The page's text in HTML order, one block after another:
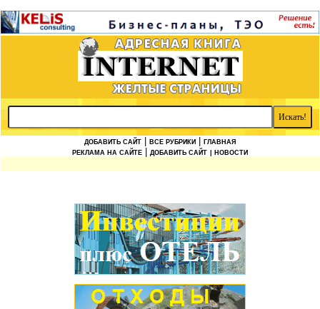
ДОБАВИТЬ САЙТ ВСЕ РУБРИКИ
ГЛАВНАЯ
РЕКЛАМА НА САЙТЕ
ДОБАВИТЬ САЙТ | НОВОСТИ